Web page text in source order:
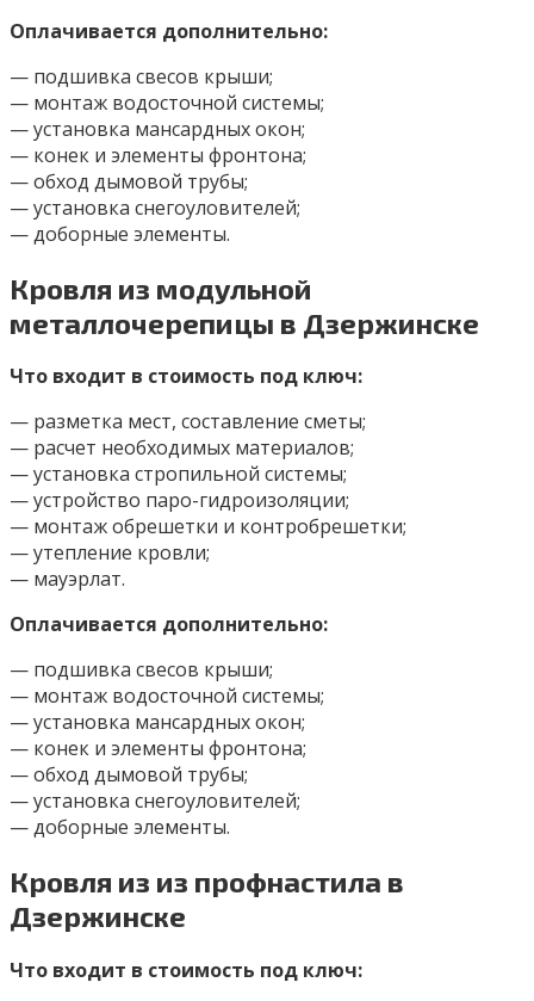
Оплачивается дополнительно:
— подшивка свесов крыши;
— монтаж водосточной системы;
— установка мансардных окон;
— конек и элементы фронтона;
— обход дымовой трубы;
— установка снегоуловителей;
— доборные элементы.
Кровля из модульной
металлочерепицы в Дзержинске
Что входит в стоимость под ключ:
— разметка мест, составление сметы;
— расчет необходимых материалов;
— установка стропильной системы;
— устройство паро-гидроизоляции;
— монтаж обрешетки и контробрешетки;
— утепление кровли;
— мауэрлат.
Оплачивается дополнительно:
— подшивка свесов крыши;
— монтаж водосточной системы;
— установка мансардных окон;
— конек и элементы фронтона;
— обход дымовой трубы;
— установка снегоуловителей;
— доборные элементы.
Кровля из из профнастила в
Дзержинске
Что входит в стоимость под ключ: